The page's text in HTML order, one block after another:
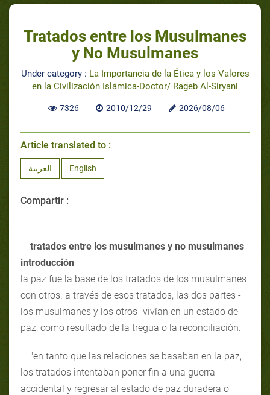
Tratados entre los Musulmanes
y No Musulmanes
Under category : La Importancia de la Ética y los Valores
en la Civilización Islámica-Doctor/ Rageb Al-Siryani
7326 2010/12/29 2026/08/06
Article translated to :
العربية English
Compartir :
tratados entre los musulmanes y no musulmanes
introducción
la paz fue la base de los tratados de los musulmanes
con otros. a través de esos tratados, las dos partes -
los musulmanes y los otros- vivían en un estado de
paz, como resultado de la tregua o la reconciliación.
"en tanto que las relaciones se basaban en la paz,
los tratados intentaban poner fin a una guerra
accidental y regresar al estado de paz duradera o